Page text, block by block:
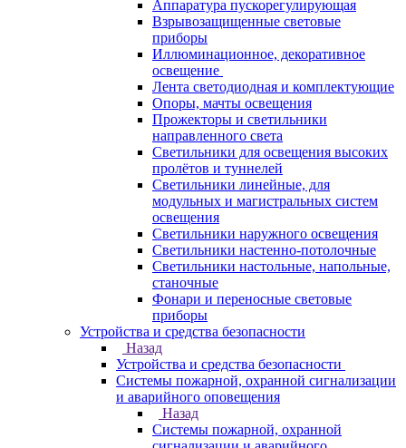
Аппаратура пускорегулирующая
Взрывозащищенные световые
приборы
Иллюминационное, декоративное
освещение
Лента светодиодная и комплектующие
Опоры, мачты освещения
Прожекторы и светильники
направленного света
Светильники для освещения высоких
пролётов и туннелей
Светильники линейные, для
модульных и магистральных систем
освещения
Светильники наружного освещения
Светильники настенно-потолочные
Светильники настольные, напольные,
станочные
Фонари и переносные световые
приборы
Устройства и средства безопасности
Назад
Устройства и средства безопасности
Системы пожарной, охранной сигнализации
и аварийного оповещения
Назад
Системы пожарной, охранной